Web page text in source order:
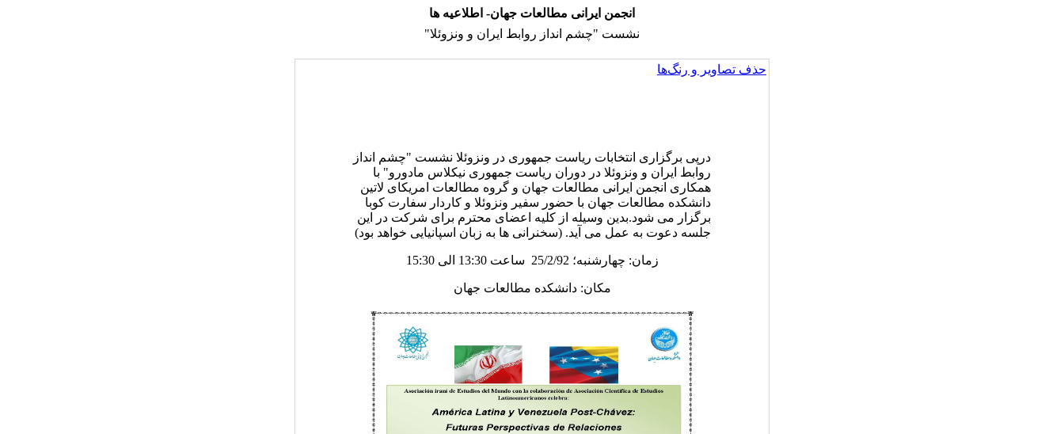
انجمن ایرانی مطالعات جهان- اطلاعیه ها
نشست "چشم انداز روابط ایران و ونزوئلا"
حذف تصاویر و رنگ‌ها
درپی برگزاری انتخابات ریاست جمهوری در ونزوئلا نشست "چشم انداز
روابط ایران و ونزوئلا در دوران ریاست جمهوری نیکلاس مادورو" با
همکاری انجمن ایرانی مطالعات جهان و گروه مطالعات امریکای لاتین
دانشکده مطالعات جهان با حضور سفیر ونزوئلا و کاردار سفارت کوبا
برگزار می شود.بدین وسیله از کلیه اعضای محترم برای شرکت در این
جلسه دعوت به عمل می آید. (سخنرانی ها به زبان اسپانیایی خواهد بود)
زمان: چهارشنبه؛ 25/2/92 ساعت 13:30 الی 15:30
مکان: دانشکده مطالعات جهان